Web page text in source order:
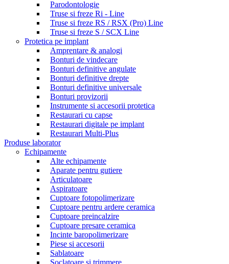
Parodontologie
Truse si freze Ri - Line
Truse si freze RS / RSX (Pro) Line
Truse si freze S / SCX Line
Protetica pe implant
Amprentare & analogi
Bonturi de vindecare
Bonturi definitive angulate
Bonturi definitive drepte
Bonturi definitive universale
Bonturi provizorii
Instrumente si accesorii protetica
Restaurari cu capse
Restaurari digitale pe implant
Restaurari Multi-Plus
Produse laborator
Echipamente
Alte echipamente
Aparate pentru gutiere
Articulatoare
Aspiratoare
Cuptoare fotopolimerizare
Cuptoare pentru ardere ceramica
Cuptoare preincalzire
Cuptoare presare ceramica
Incinte baropolimerizare
Piese si accesorii
Sablatoare